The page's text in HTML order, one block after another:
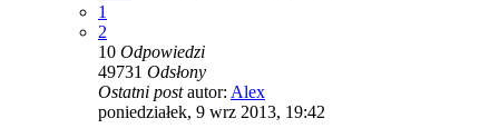
1
2
10 Odpowiedzi
49731 Odsłony
Ostatni postautor: Alex
poniedziałek, 9 wrz 2013, 19:42